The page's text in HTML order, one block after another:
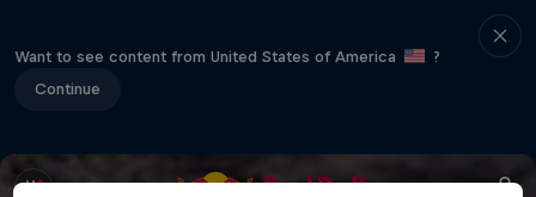
Want to see content from United States of America
?
Continue